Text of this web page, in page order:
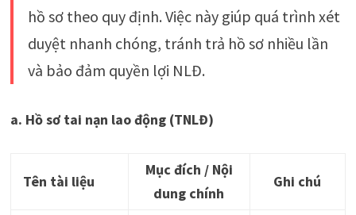
hồ sơ theo quy định. Việc này giúp quá trình xét
duyệt nhanh chóng, tránh trả hồ sơ nhiều lần
và bảo đảm quyền lợi NLĐ.
a. Hồ sơ tai nạn lao động (TNLĐ)
Tên tài liệu
Mục đích / Nội
dung chính
Ghi chú